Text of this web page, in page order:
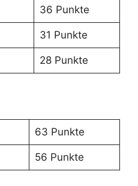
36 Punkte
31 Punkte
28 Punkte
63 Punkte
56 Punkte